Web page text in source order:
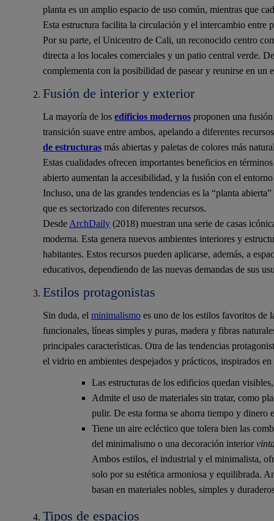
planta es un amplio espacio de uso común, mientras que
Esta estructura facilita la circulación y el intercambio entre
Por su parte, el Unicentro de Cali, un reconocido centro
directa a los locales comerciales y un patio central verde.
complementa con la posibilidad de pasear y reunirse en un
Fusión de interior y exterior
La mayoría de los edificios modernos proponen una
transición suave entre ambos, apelando a diferentes
de estructuras más abiertas y paletas de colores más
Estas cualidades ofrecen importantes beneficios en
abierto aumentan la accesibilidad, y la fusión con el
Incluso, una de las grandes tendencias es la “planta
que es sectorizado con diferentes recursos.
Desde ArchDaily (2018) muestran una serie de casas
moderna. Esta genera nuevos ambientes interiores y
habitantes. Estos recursos pueden aplicarse, además, a
educativos, dependiendo de las nuevas demandas de sus
Estilos protagonistas
Sin duda, el minimalismo es uno de los estilos favoritos de
funcionales, líneas simples y puras, madera y fibras
principales características. Otra de las tendencias
el vidrio en ambientes despejados y prácticos, inspirados
Las estructuras de los edificios quedan
Admite el uso de materiales sin tratar, como
pulir. De esta forma se ahorra tiempo y dinero
Tiene un aire ecléctico que tolera bien las
del minimalismo o una decoración interior
Ambos estilos, el industrial y el minimalista,
solo por su estética armoniosa y equilibrada.
basan en materiales nobles, simples y
Tipos de espacios